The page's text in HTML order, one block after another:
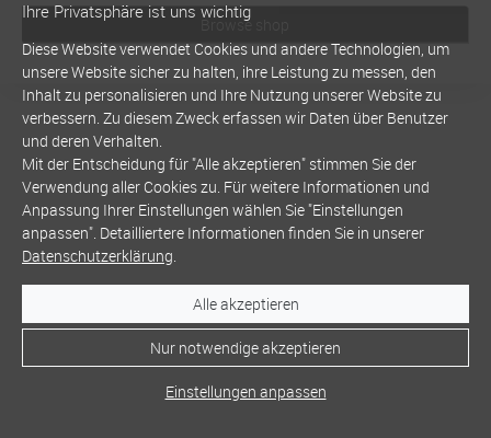
Browse shop
Ihre Privatsphäre ist uns wichtig
Diese Website verwendet Cookies und andere Technologien, um
unsere Website sicher zu halten, ihre Leistung zu messen, den
Inhalt zu personalisieren und Ihre Nutzung unserer Website zu
verbessern. Zu diesem Zweck erfassen wir Daten über Benutzer
und deren Verhalten.
Mit der Entscheidung für "Alle akzeptieren" stimmen Sie der
Verwendung aller Cookies zu. Für weitere Informationen und
Anpassung Ihrer Einstellungen wählen Sie "Einstellungen
anpassen". Detailliertere Informationen finden Sie in unserer
Datenschutzerklärung.
Alle akzeptieren
Nur notwendige akzeptieren
Einstellungen anpassen